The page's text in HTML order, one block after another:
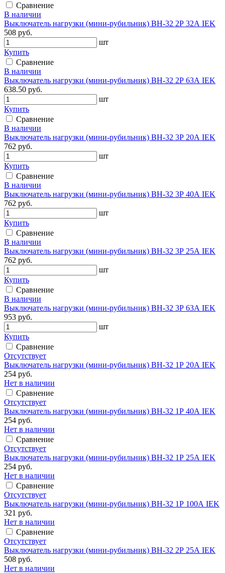
Сравнение
В наличии
Выключатель нагрузки (мини-рубильник) ВН-32 2Р 32А IEK
508 руб.
шт
Купить
Сравнение
В наличии
Выключатель нагрузки (мини-рубильник) ВН-32 2Р 63А IEK
638.50 руб.
шт
Купить
Сравнение
В наличии
Выключатель нагрузки (мини-рубильник) ВН-32 3Р 20А IEK
762 руб.
шт
Купить
Сравнение
В наличии
Выключатель нагрузки (мини-рубильник) ВН-32 3Р 40А IEK
762 руб.
шт
Купить
Сравнение
В наличии
Выключатель нагрузки (мини-рубильник) ВН-32 3Р 25А IEK
762 руб.
шт
Купить
Сравнение
В наличии
Выключатель нагрузки (мини-рубильник) ВН-32 3Р 63А IEK
953 руб.
шт
Купить
Сравнение
Отсутствует
Выключатель нагрузки (мини-рубильник) ВН-32 1Р 20А IEK
254 руб.
Нет в наличии
Сравнение
Отсутствует
Выключатель нагрузки (мини-рубильник) ВН-32 1Р 40А IEK
254 руб.
Нет в наличии
Сравнение
Отсутствует
Выключатель нагрузки (мини-рубильник) ВН-32 1Р 25А IEK
254 руб.
Нет в наличии
Сравнение
Отсутствует
Выключатель нагрузки (мини-рубильник) ВН-32 1Р 100А IEK
321 руб.
Нет в наличии
Сравнение
Отсутствует
Выключатель нагрузки (мини-рубильник) ВН-32 2Р 25А IEK
508 руб.
Нет в наличии